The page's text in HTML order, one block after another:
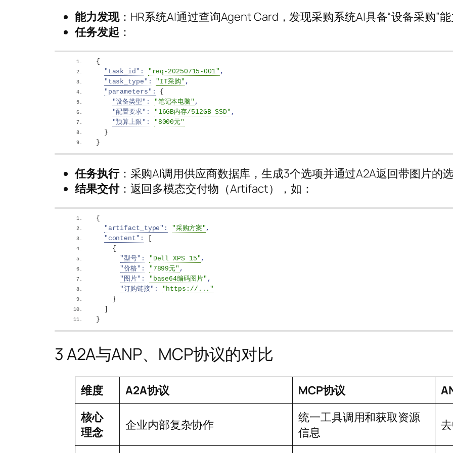
能力发现：HR系统AI通过查询Agent Card，发现采购系统AI具备“设备采购”能
任务发起 ：
{
"task_id":
"req-20250715-001" ,
"task_type":
"IT采购" ,
"parameters":
{
"设备类型":
"笔记本电脑" ,
"配置要求":
"16GB内存/512GB SSD" ,
"预算上限":
"8000元"
}
}
任务执行：采购AI调用供应商数据库，生成3个选项并通过A2A返回带图片的选
结果交付：返回多模态交付物（Artifact），如：
{
"artifact_type":
"采购方案" ,
"content":
[
{
"型号":
"Dell XPS 15" ,
"价格":
"7899元" ,
"图片":
"base64编码图片" ,
"订购链接":
"https://..."
}
]
}
3 A2A与ANP、MCP协议的对比
维度 A2A协议 MCP协议
核心
理念
企业内部复杂协作
统一工具调用和获取资源
信息